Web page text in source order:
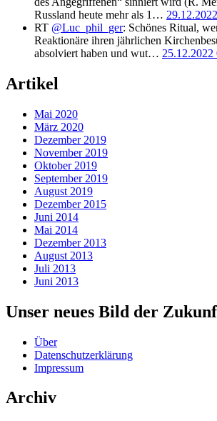
Russland heute mehr als 1…
RT @Luc_phil_ger: Schönes Ritual,
Reaktionäre ihren jährlichen
absolviert haben und wut… 25.12.2022
Artikel
Mai 2020
März 2020
Dezember 2019
November 2019
Oktober 2019
September 2019
August 2019
Dezember 2015
Juni 2014
Mai 2014
Dezember 2013
August 2013
Juli 2013
Juni 2013
Unser neues Bild der
Über
Datenschutzerklärung
Impressum
Archiv